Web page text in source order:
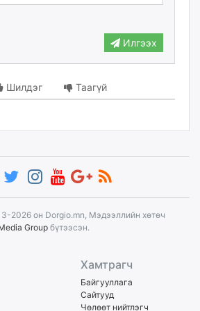
Илгээх
Шилдэг Таагүй
2026 он Dorgio.mn, Мэдээллийн хөтөч
Group бүтээсэн.
Хамтрагч
Байгууллага
Сайтууд
Чөлөөт нийтлэгч